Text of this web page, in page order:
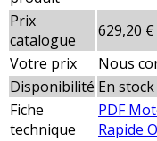
Prix
catalogue
629,20 €
Votre prix
Nous
Disponibilité En stock
Fiche
technique
PDF
Rapide